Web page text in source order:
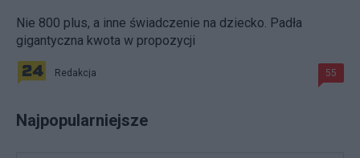
Nie 800 plus, a inne świadczenie na dziecko. Padła
gigantyczna kwota w propozycji
Redakcja 55
Najpopularniejsze